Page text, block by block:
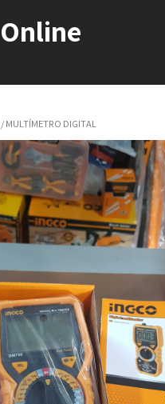
Online
/ MULTÍMETRO DIGITAL